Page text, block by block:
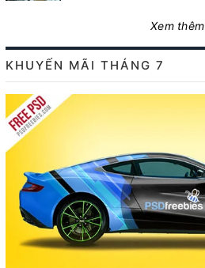
Xem thêm
KHUYẾN MÃI THÁNG 7